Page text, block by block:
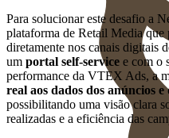
Para solucionar este desafio a
plataforma de Retail Media que
diretamente nos canais digitais
um portal self-service e com o
performance da VTEX Ads, a
real aos dados dos anúncios
possibilitando uma visão clara
realizadas e a eficiência das